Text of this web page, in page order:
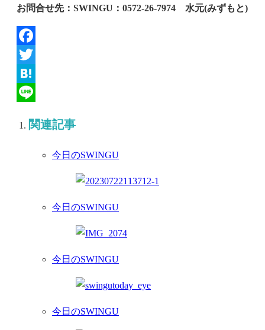
お問合せ先：SWINGU：0572‐26‐7974 水元(みずもと)
Facebook
Twitter
Hatena
関連記事
今日のSWINGU
今日のSWINGU
今日のSWINGU
今日のSWINGU